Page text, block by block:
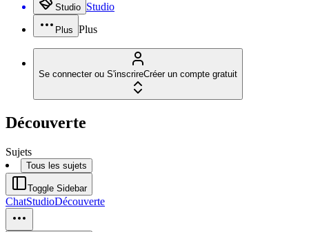
Studio Studio
Plus Plus
Se connecter ou S'inscrireCréer un compte gratuit
Découverte
Sujets
Tous les sujets
Toggle Sidebar
ChatStudioDécouverte